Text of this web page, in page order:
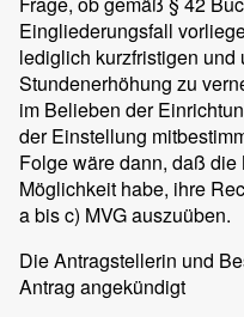
Eingliederungsfall
lediglich kurzfristigen und
Stundenerhöhung zu
im Belieben der
der Einstellung
Folge wäre dann, daß
Möglichkeit habe, ihre
a bis c) MVG auszuüben.
Die Antragstellerin und
Antrag angekündigt